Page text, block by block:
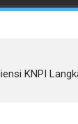
KNPI